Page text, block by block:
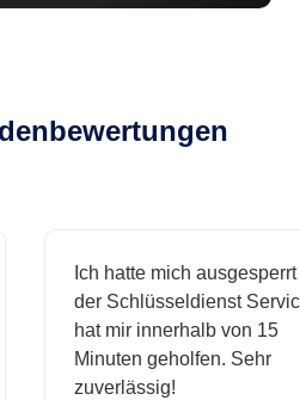
Ich hatte mich ausgesperrt
der Schlüsseldienst Service
hat mir innerhalb von 15
Minuten geholfen. Sehr
zuverlässig!